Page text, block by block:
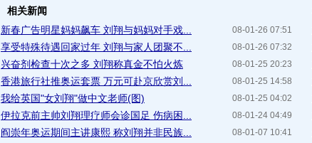
相关新闻
08-01-26 07:51
新春广告明星妈妈飙车 刘翔与妈妈对手戏...
08-01-26 07:32
享受特殊待遇回家过年 刘翔与家人团聚不...
08-01-25 20:23
兴奋剂检查十次之多 刘翔称真金不怕火炼
08-01-25 14:58
香港旅行社推奥运套票 万元可赴京欣赏刘...
08-01-25 04:02
我给英国"女刘翔"做中文老师(图)
08-01-24 04:49
伊拉克前主帅刘翔理疗师会诊国足 伤病困...
08-01-07 10:41
阎崇年奥运期间主讲康熙 称刘翔并非民族...